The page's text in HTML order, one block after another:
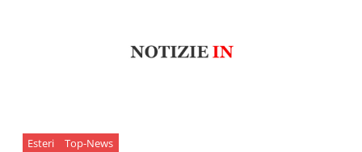
Esteri Top-News